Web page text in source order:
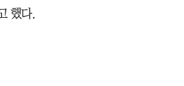
했다.